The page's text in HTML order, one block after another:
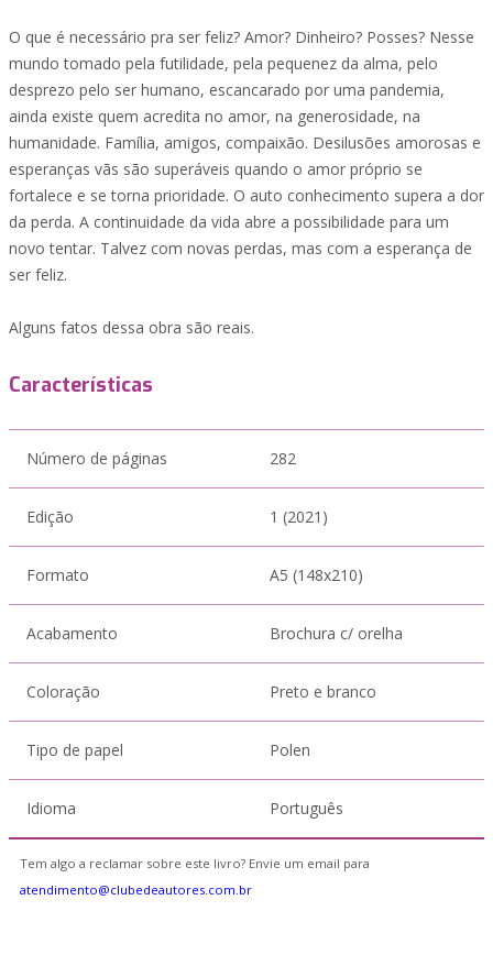
O que é necessário pra ser feliz? Amor? Dinheiro? Posses? Nesse
mundo tomado pela futilidade, pela pequenez da alma, pelo
desprezo pelo ser humano, escancarado por uma pandemia,
ainda existe quem acredita no amor, na generosidade, na
humanidade. Família, amigos, compaixão. Desilusões amorosas e
esperanças vãs são superáveis quando o amor próprio se
fortalece e se torna prioridade. O auto conhecimento supera a dor
da perda. A continuidade da vida abre a possibilidade para um
novo tentar. Talvez com novas perdas, mas com a esperança de
ser feliz.
Alguns fatos dessa obra são reais.
Características
Número de páginas 282
Edição 1 (2021)
Formato A5 (148x210)
Acabamento Brochura c/ orelha
Coloração Preto e branco
Tipo de papel Polen
Idioma Português
Tem algo a reclamar sobre este livro? Envie um email para
atendimento@clubedeautores.com.br